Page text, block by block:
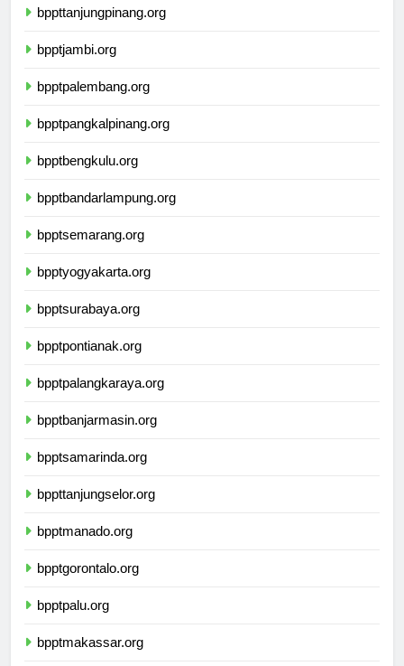
bppttanjungpinang.org
bpptjambi.org
bpptpalembang.org
bpptpangkalpinang.org
bpptbengkulu.org
bpptbandarlampung.org
bpptsemarang.org
bpptyogyakarta.org
bpptsurabaya.org
bpptpontianak.org
bpptpalangkaraya.org
bpptbanjarmasin.org
bpptsamarinda.org
bppttanjungselor.org
bpptmanado.org
bpptgorontalo.org
bpptpalu.org
bpptmakassar.org